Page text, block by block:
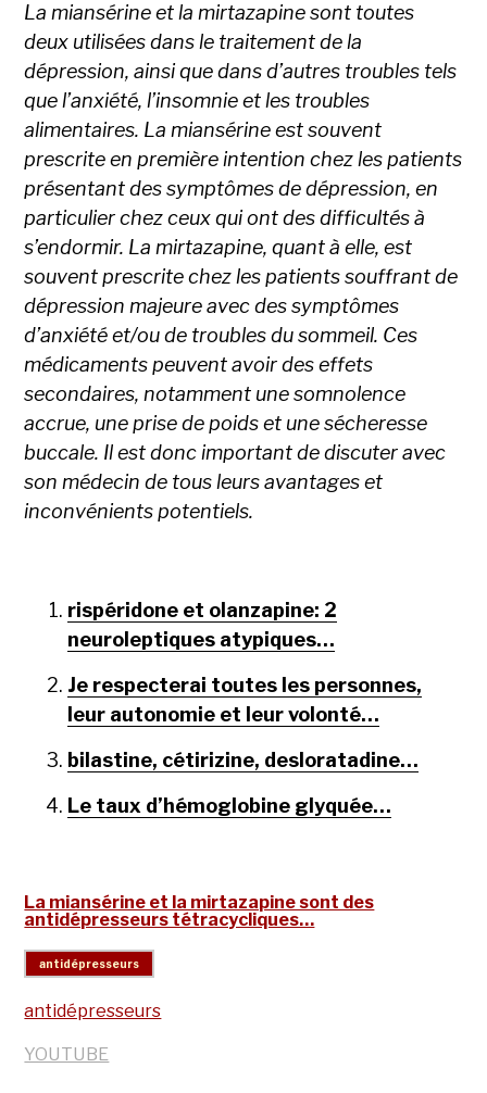
La miansérine et la mirtazapine sont toutes
deux utilisées dans le traitement de la
dépression, ainsi que dans d’autres troubles tels
que l’anxiété, l’insomnie et les troubles
alimentaires. La miansérine est souvent
prescrite en première intention chez les patients
présentant des symptômes de dépression, en
particulier chez ceux qui ont des difficultés à
s’endormir. La mirtazapine, quant à elle, est
souvent prescrite chez les patients souffrant de
dépression majeure avec des symptômes
d’anxiété et/ou de troubles du sommeil. Ces
médicaments peuvent avoir des effets
secondaires, notamment une somnolence
accrue, une prise de poids et une sécheresse
buccale. Il est donc important de discuter avec
son médecin de tous leurs avantages et
inconvénients potentiels.
rispéridone et olanzapine: 2
neuroleptiques atypiques…
Je respecterai toutes les personnes,
leur autonomie et leur volonté…
bilastine, cétirizine, desloratadine…
Le taux d’hémoglobine glyquée…
La miansérine et la mirtazapine sont des
antidépresseurs tétracycliques…
antidépresseurs
YOUTUBE